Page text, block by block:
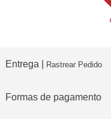
Entrega | Rastrear Pedido
Formas de pagamento